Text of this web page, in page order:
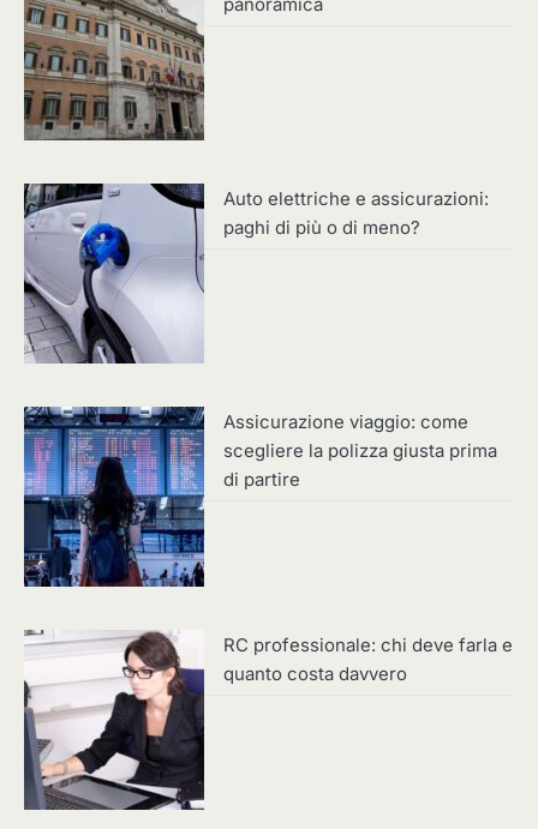
panoramica
Auto elettriche e assicurazioni:
paghi di più o di meno?
Assicurazione viaggio: come
scegliere la polizza giusta prima
di partire
RC professionale: chi deve farla e
quanto costa davvero